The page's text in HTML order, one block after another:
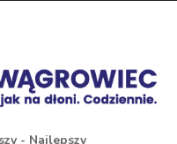
- Najlepszy